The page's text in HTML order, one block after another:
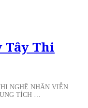
Tây Thi
NGHỆ NHÂN VIỄN
TÍCH …